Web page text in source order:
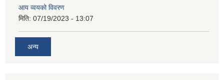
आय व्वयको विवरण
मिति: 07/19/2023 - 13:07
अन्य